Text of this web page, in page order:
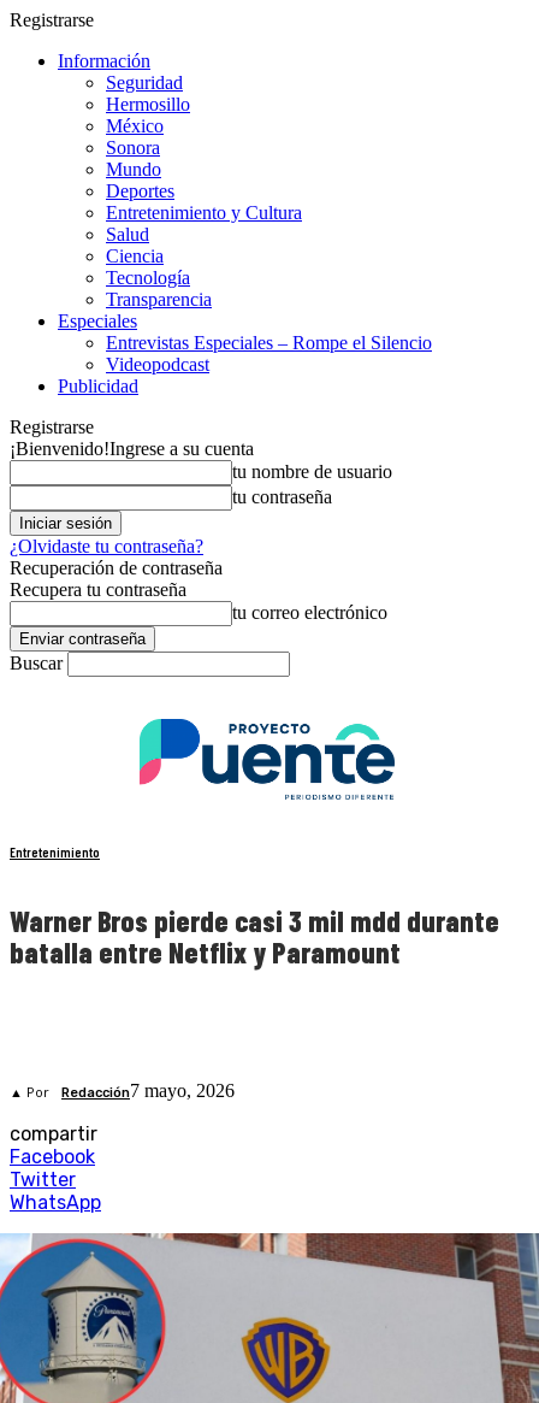
Registrarse
Información
Seguridad
Hermosillo
México
Sonora
Mundo
Deportes
Entretenimiento y Cultura
Salud
Ciencia
Tecnología
Transparencia
Especiales
Entrevistas Especiales – Rompe el Silencio
Videopodcast
Publicidad
Registrarse
¡Bienvenido!Ingrese a su cuenta
tu nombre de usuario
tu contraseña
¿Olvidaste tu contraseña?
Recuperación de contraseña
Recupera tu contraseña
tu correo electrónico
Buscar
Entretenimiento
Warner Bros pierde casi 3 mil mdd durante
batalla entre Netflix y Paramount
▲ Por Redacción7 mayo, 2026
compartir
Facebook
Twitter
WhatsApp